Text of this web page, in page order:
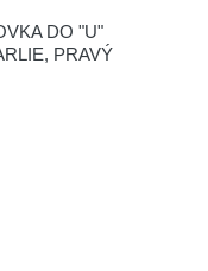
DO "U"
PRAVÝ